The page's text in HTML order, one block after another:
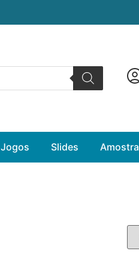
Jogos Slides Amostra